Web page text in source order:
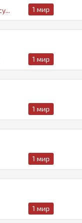
1 мир
1 мир
1 мир
1 мир
1 мир